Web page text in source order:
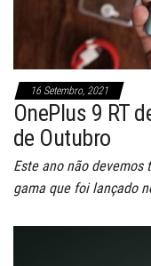
16 Setembro, 2021
OnePlus 9 RT
de Outubro
Este ano não
gama que foi lançado